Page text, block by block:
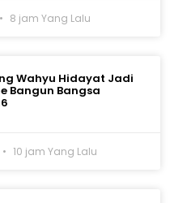
8 jam Yang Lalu
Wahyu Hidayat Jadi
Bangun Bangsa
10 jam Yang Lalu